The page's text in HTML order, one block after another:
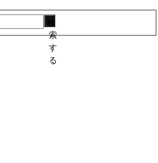
索
す
る